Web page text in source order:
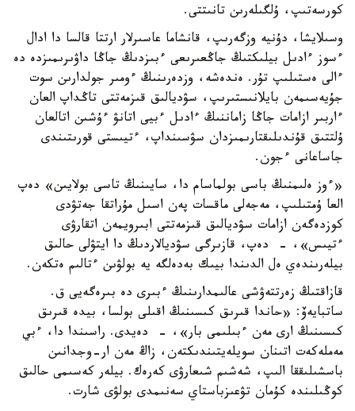
كورسەتىپ، ۇلگىلەرىن تانىتتى.
وسىلايشا، دۇنيە وزگەرىپ، قانشاما عاسىرلار ارتتا قالسا دا ادال
ءسوز ءادىل بيلىكتىڭ جاڭعىرىعى ءبىزدىڭ جاڭا داۋىرىمىزدە دە
ءالى ەستىلىپ تۇر. ەندەشە، وزدەرىنىڭ ءومىر جولدارىن سوت
جۇيەسىمەن بايلانىستىرىپ، سۋديالىق قىزمەتتى تاڭداپ العان
ءاربىر ازامات جاڭا زاماننىڭ ءادىل ءبيى اتانۋ ءۇشىن اتالعان
ۇلتتىق قۇندىلىقتارىمىزدان سۋسىنداپ، ءتيىستى قورىتىندى
جاساعانى ءجون.
«ءوز ەلىمنىڭ باسى بولماسام دا، سايىنىڭ تاسى بولايىن» دەپ
العا ۇمتىلىپ، مەجەلى ماقسات پەن اسىل مۇراتقا جەتۋدى
كوزدەگەن ازامات سۋديالىق قىزمەتتى ابىرويمەن اتقارۋى
ءتيىس»، - دەپ، قازىرگى سۋديالاردىڭ دا ايتۋلى حالىق
بيلەرىندەي ەل الدىندا بيىك بەدەلگە يە بولۋىن ءتالىم ەتكەن.
قازاقتىڭ زەرتتەۋشى عالىمدارىنىڭ ءبىرى دە بىرەگەيى ق.
ساتبايەۆ: «حاندا قىرىق كىسىنىڭ اقىلى بولسا، بيدە قىرىق
كىسىنىڭ ارى مەن ءبىلىمى بار»، - دەيدى. راسىندا دا، ءبي
مەملەكەت اتىنان سويلەيتىندىكتەن، زاڭ مەن ار-وجدانىن
باسشىلىققا الىپ، شەشىم شىعارۋى كەرەك. بيلەر كەسىمى حالىق
كوڭىلىندە كۇمان تۋعىزباستاي سەنىمدى بولۋى شارت.